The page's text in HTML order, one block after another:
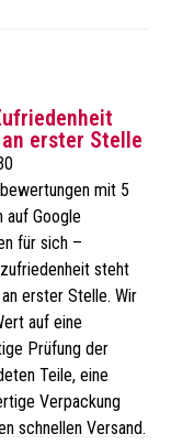
erster Stelle
mit 5
auf Google
für sich –
steht
erster Stelle. Wir
auf eine
Prüfung der
Teile, eine
Verpackung
schnellen Versand.